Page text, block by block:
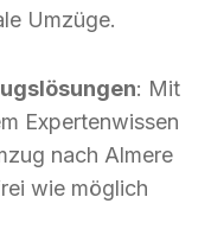
Umzüge.
: Mit
Expertenwissen
nach Almere
wie möglich